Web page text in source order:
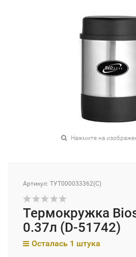
Нажмите на
Артикул: ТУТ000033362(C)
Термокружка
0.37л (D-51742)
Осталась 1 штука